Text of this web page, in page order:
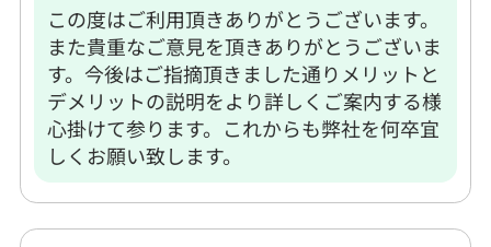
この度はご利用頂きありがとうございます。
また貴重なご意見を頂きありがとうございま
す。今後はご指摘頂きました通りメリットと
デメリットの説明をより詳しくご案内する様
心掛けて参ります。これからも弊社を何卒宜
しくお願い致します。